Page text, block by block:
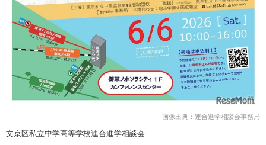
画像出典：連合進学相談会事務局
文京区私立中学高等学校連合進学相談会